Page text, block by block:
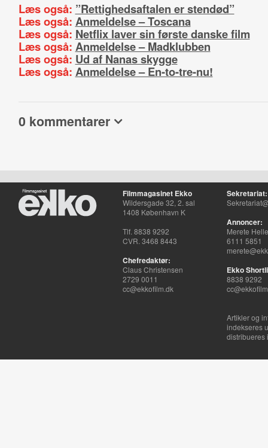
Læs også: ”Rettighedsaftalen er stendød”
Læs også: Anmeldelse – Toscana
Læs også: Netflix laver sin første danske film
Læs også: Anmeldelse – Madklubben
Læs også: Ud af Nanas skygge
Læs også: Anmeldelse – En-to-tre-nu!
0 kommentarer
Filmmagasinet Ekko
Wildersgade 32, 2. sal
1408 København K
Tlf. 8838 9292
CVR. 3468 8443
Chefredaktør:
Claus Christensen
2729 0011
cc@ekkofilm.dk
Sekretariat:
Annoncer:
Merete
6111 5851
Ekko
8838 9292
Artikler og
indekseres
distribueres